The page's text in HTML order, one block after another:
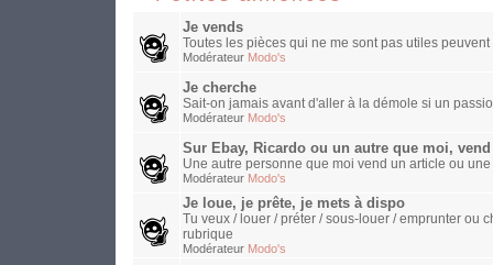
Je vends
Toutes les pièces qui ne me sont pas utiles
Modérateur Modo's
Je cherche
Sait-on jamais avant d'aller à la démole si un
Modérateur Modo's
Sur Ebay, Ricardo ou un autre que moi, vend
Une autre personne que moi vend un article ou
Modérateur Modo's
Je loue, je prête, je mets à dispo
Tu veux / louer / préter / sous-louer / emprunter ou
rubrique
Modérateur Modo's